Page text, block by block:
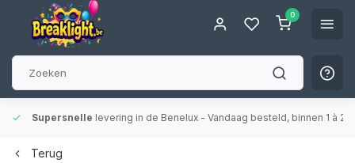
0
Supersnelle levering in de Benelux - Vandaag besteld, binnen 1 à 2
Terug